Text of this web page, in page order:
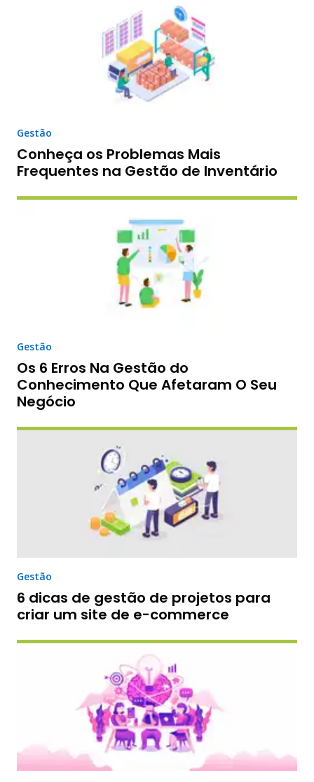
Gestão
Conheça os Problemas Mais
Frequentes na Gestão de Inventário
Gestão
Os 6 Erros Na Gestão do
Conhecimento Que Afetaram O Seu
Negócio
Gestão
6 dicas de gestão de projetos para
criar um site de e-commerce